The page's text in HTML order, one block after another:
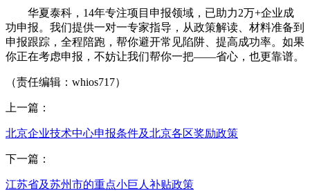
华夏泰科，14年专注项目申报领域，已助力2万+企业成
功申报。我们提供一对一专家指导，从政策解读、材料准备到
申报跟踪，全程陪跑，帮你避开常见陷阱、提高成功率。如果
你正在考虑申报，不妨让我们帮你一把——省心，也更靠谱。
（责任编辑：whios717）
上一篇：
北京企业技术中心申报条件及北京各区奖励政策
下一篇：
江苏省及苏州市的重点小巨人补贴政策